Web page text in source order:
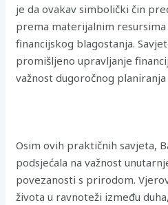
je da ovakav simbolički čin
prema materijalnim
financijskog blagostanja.
promišljeno upravljanje
važnost dugoročnog
Osim ovih praktičnih savjeta,
podsjećala na važnost
povezanosti s prirodom.
života u ravnoteži između